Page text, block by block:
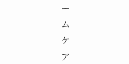
ー
ム
ケ
ア